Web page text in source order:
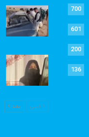
700
601
200
136
قبلی بعد